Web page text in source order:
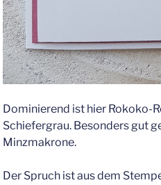
Dominierend ist hier Rokoko-
Schiefergrau. Besonders gut
Minzmakrone.
Der Spruch ist aus dem